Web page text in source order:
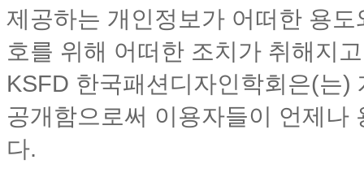
제공하는 개인정보가 어떠한 용
호를 위해 어떠한 조치가 취해지
KSFD 한국패션디자인학회은(는
공개함으로써 이용자들이 언제나
다.